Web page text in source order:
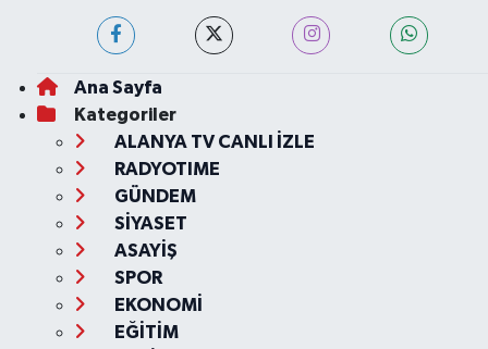
Ana Sayfa
Kategoriler
ALANYA TV CANLI İZLE
RADYOTIME
GÜNDEM
SİYASET
ASAYİŞ
SPOR
EKONOMİ
EĞİTİM